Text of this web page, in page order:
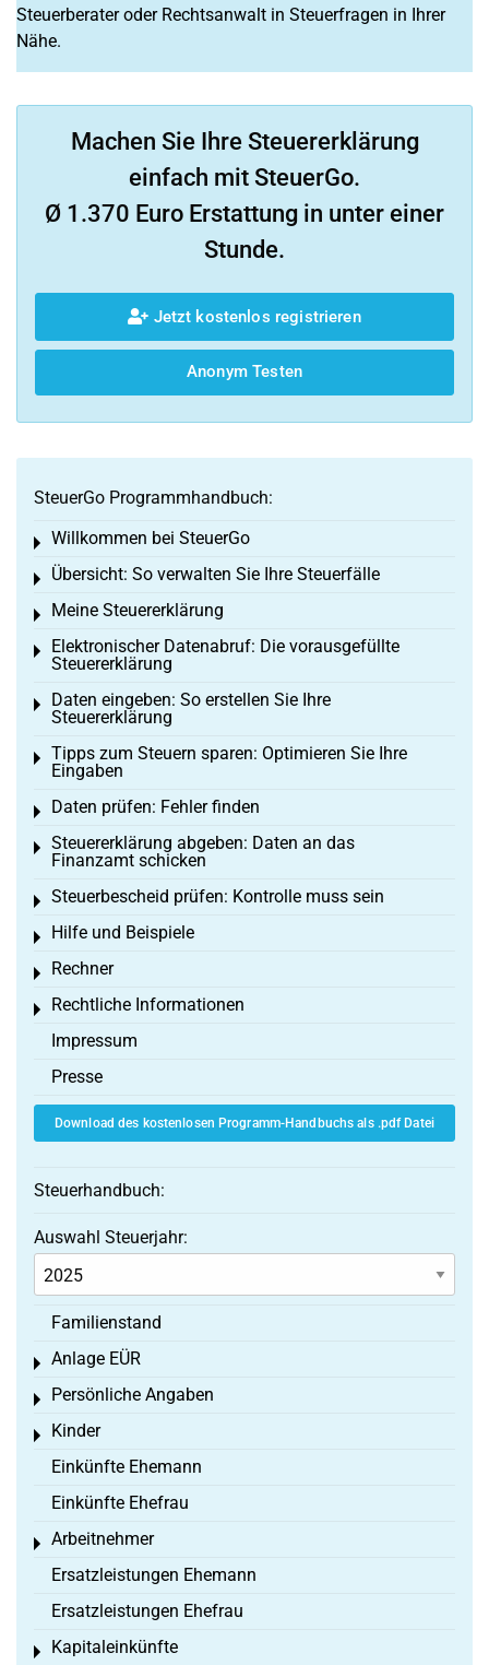
Steuerberater oder Rechtsanwalt in Steuerfragen in Ihrer
Nähe.
Machen Sie Ihre Steuererklärung
einfach mit SteuerGo.
Ø 1.370 Euro Erstattung in unter einer
Stunde.
Jetzt kostenlos registrieren
Anonym Testen
SteuerGo Programmhandbuch:
Willkommen bei SteuerGo
Toggle menu
Übersicht: So verwalten Sie Ihre Steuerfälle
Toggle menu
Meine Steuererklärung
Toggle menu
Elektronischer Datenabruf: Die vorausgefüllte
Steuererklärung
Toggle menu
Daten eingeben: So erstellen Sie Ihre
Steuererklärung
Toggle menu
Tipps zum Steuern sparen: Optimieren Sie Ihre
Eingaben
Toggle menu
Daten prüfen: Fehler finden
Toggle menu
Steuererklärung abgeben: Daten an das
Finanzamt schicken
Toggle menu
Steuerbescheid prüfen: Kontrolle muss sein
Toggle menu
Hilfe und Beispiele
Toggle menu
Rechner
Toggle menu
Rechtliche Informationen
Toggle menu
Impressum
Presse
Download des kostenlosen Programm-Handbuchs als .pdf Datei
Steuerhandbuch:
Auswahl Steuerjahr:
Familienstand
Anlage EÜR
Toggle menu
Persönliche Angaben
Toggle menu
Kinder
Toggle menu
Einkünfte Ehemann
Einkünfte Ehefrau
Arbeitnehmer
Toggle menu
Ersatzleistungen Ehemann
Ersatzleistungen Ehefrau
Kapitaleinkünfte
Toggle menu